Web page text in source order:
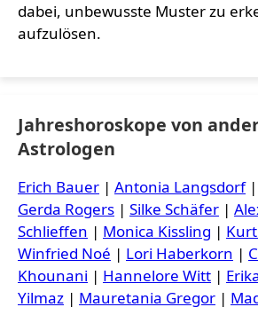
dabei, unbewusste Muster zu
aufzulösen.
Jahreshoroskope von
Astrologen
Erich Bauer | Antonia Langsdorf|
Gerda Rogers | Silke Schäfer |
Schlieffen | Monica Kissling |
Winfried Noé | Lori Haberkorn |
Khounani | Hannelore Witt |
Yilmaz | Mauretania Gregor |